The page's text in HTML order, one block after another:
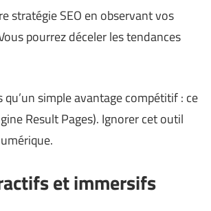
stratégie SEO en observant vos
pourrez déceler les tendances
simple avantage compétitif : ce
Result Pages). Ignorer cet outil
et immersifs